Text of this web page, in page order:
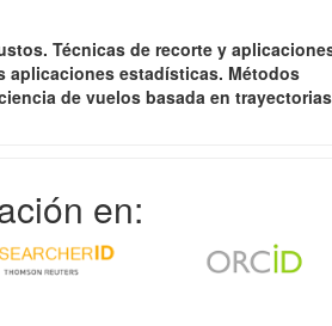
Técnicas de recorte y
aplicaciones estadísticas. Métodos
de vuelos basada en
en: